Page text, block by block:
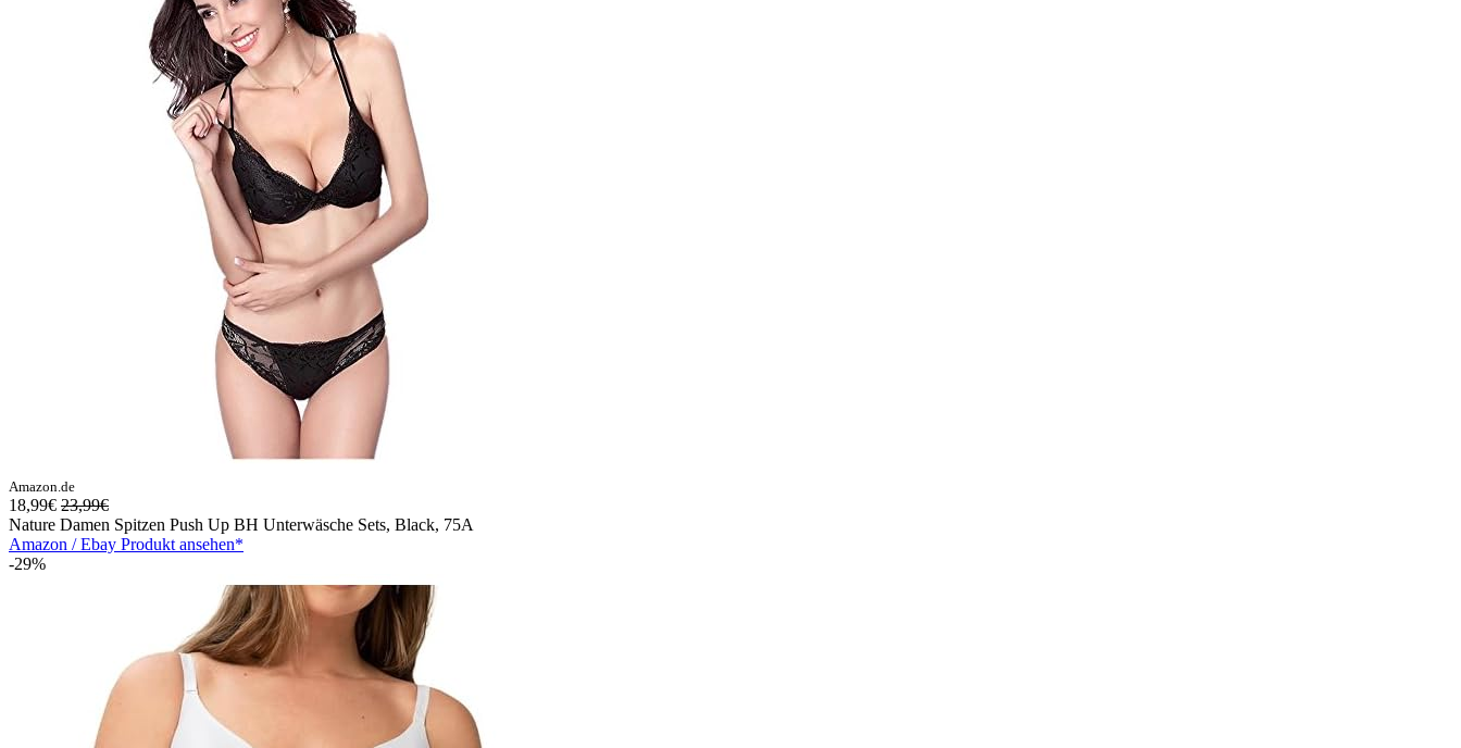
Amazon.de
18,99€ 23,99€
Nature Damen Spitzen Push Up BH Unterwäsche Sets, Black, 75A
Amazon / Ebay Produkt ansehen*
-29%